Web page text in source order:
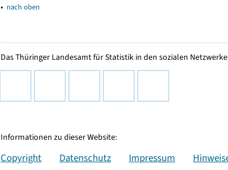
▴ nach oben
Das Thüringer Landesamt für Statistik in den sozialen
Informationen zu dieser Website:
Copyright Datenschutz Impressum